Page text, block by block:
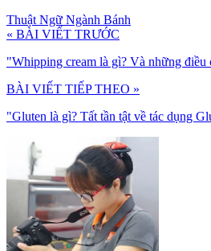
Thuật Ngữ Ngành Bánh
« BÀI VIẾT TRƯỚC
"Whipping cream là gì? Và những điều
BÀI VIẾT TIẾP THEO »
"Gluten là gì? Tất tần tật về tác dụng